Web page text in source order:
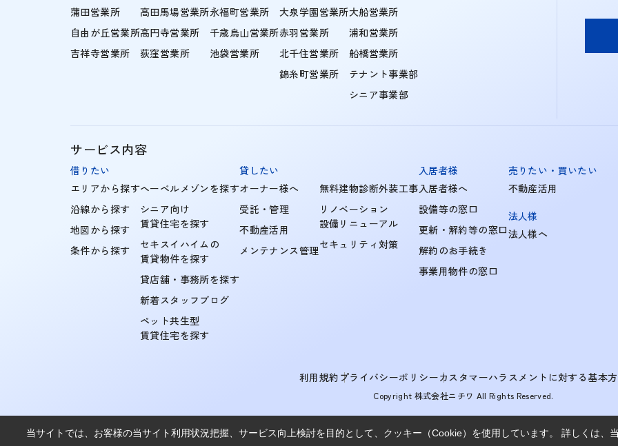
蒲田営業所
自由が丘営業所
吉祥寺営業所
高田馬場営業所
高円寺営業所
荻窪営業所
永福町営業所
千歳烏山営業所
池袋営業所
大泉学園営業所
赤羽営業所
北千住営業所
錦糸町営業所
大船営業所
浦和営業所
船橋営業所
テナント事業部
シニア事業部
サービス内容
借りたい
エリアから探す
沿線から探す
地図から探す
条件から探す
ヘーベルメゾンを探す
シニア向け
賃貸住宅を探す
セキスイハイムの
賃貸物件を探す
貸店舗・事務所を探す
新着スタッフブログ
ペット共生型
賃貸住宅を探す
貸したい
オーナー様へ
受託・管理
不動産活用
メンテナンス管理
無料建物診断外装工事
リノベーション
設備リニューアル
セキュリティ対策
入居者様
入居者様へ
設備等の窓口
更新・解約等の窓口
解約のお手続き
事業用物件の窓口
売りたい・買いたい
不動産活用
法人様
法人様へ
利用規約 プライバシーポリシーカスタマーハラスメントに対する基本
Copyright 株式会社ニチワ All Rights Reserved.
当サイトでは、お客様の当サイト利用状況把握、サービス向上検討を目的として、クッキー（Cookie）を使用しています。 詳しくは、